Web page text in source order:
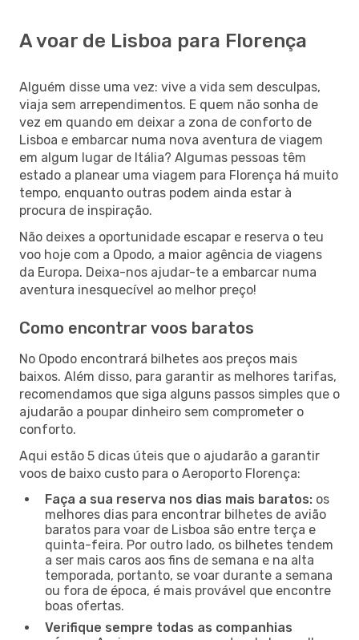
A voar de Lisboa para Florença
Alguém disse uma vez: vive a vida sem desculpas,
viaja sem arrependimentos. E quem não sonha de
vez em quando em deixar a zona de conforto de
Lisboa e embarcar numa nova aventura de viagem
em algum lugar de Itália? Algumas pessoas têm
estado a planear uma viagem para Florença há muito
tempo, enquanto outras podem ainda estar à
procura de inspiração.
Não deixes a oportunidade escapar e reserva o teu
voo hoje com a Opodo, a maior agência de viagens
da Europa. Deixa-nos ajudar-te a embarcar numa
aventura inesquecível ao melhor preço!
Como encontrar voos baratos
No Opodo encontrará bilhetes aos preços mais
baixos. Além disso, para garantir as melhores tarifas,
recomendamos que siga alguns passos simples que o
ajudarão a poupar dinheiro sem comprometer o
conforto.
Aqui estão 5 dicas úteis que o ajudarão a garantir
voos de baixo custo para o Aeroporto Florença:
Faça a sua reserva nos dias mais baratos: os
melhores dias para encontrar bilhetes de avião
baratos para voar de Lisboa são entre terça e
quinta-feira. Por outro lado, os bilhetes tendem
a ser mais caros aos fins de semana e na alta
temporada, portanto, se voar durante a semana
ou fora de época, é mais provável que encontre
boas ofertas.
Verifique sempre todas as companhias